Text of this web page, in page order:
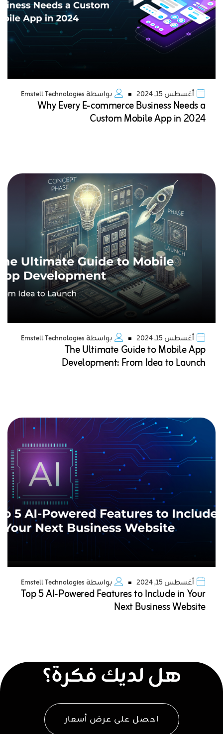
أغسطس 15, 2024 بواسطةEmstell Technologies
Why Every E-commerce Business Needs a
Custom Mobile App in 2024
أغسطس 15, 2024 بواسطةEmstell Technologies
The Ultimate Guide to Mobile App
Development: From Idea to Launch
أغسطس 15, 2024 بواسطةEmstell Technologies
Top 5 AI-Powered Features to Include in Your
Next Business Website
هل لديك فكرة؟
احصل على عرض أسعار